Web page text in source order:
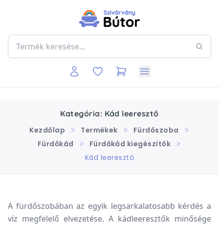
Kategória: Kád leeresztő
Kezdőlap
Termékek
Fürdőszoba
Fürdőkád
Fürdőkád kiegészítők
Kád leeresztő
A fürdőszobában az egyik legsarkalatosabb kérdés a
víz megfelelő elvezetése. A kádleeresztők minősége